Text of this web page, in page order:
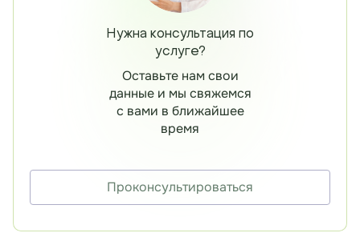
Нужна консультация по
услуге?
Оставьте нам свои
данные и мы свяжемся
с вами в ближайшее
время
Проконсультироваться